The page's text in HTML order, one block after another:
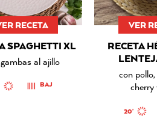
RECETA
SPAGHETTI XL
al ajillo
BAJ
VER
RECETA
con
20'